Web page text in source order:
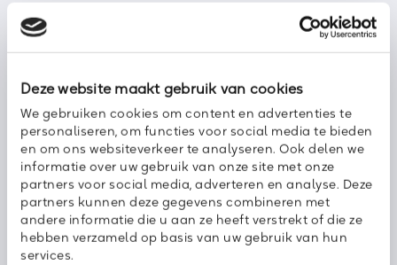
Deze website maakt gebruik van cookies
We gebruiken cookies om content en advertenties te
personaliseren, om functies voor social media te bieden
en om ons websiteverkeer te analyseren. Ook delen we
informatie over uw gebruik van onze site met onze
partners voor social media, adverteren en analyse. Deze
partners kunnen deze gegevens combineren met
andere informatie die u aan ze heeft verstrekt of die ze
hebben verzameld op basis van uw gebruik van hun
services.
zeker weet waar je verbinding maakt. Dit soort gratis
onderscheppen. Maak daarom altijd gebruik van een VPN-
verbinding. Zo ben je verzekerd van veiligheid, waar je ook
bent.
Meer weten
Ben je net terug van vakantie of heb je juist plannen om op
reis te gaan? Wij denken graag met je mee hoe zowel jij als
jouw collega’s op de veiligste manier kunnen surfen. Neem
vandaagcontact